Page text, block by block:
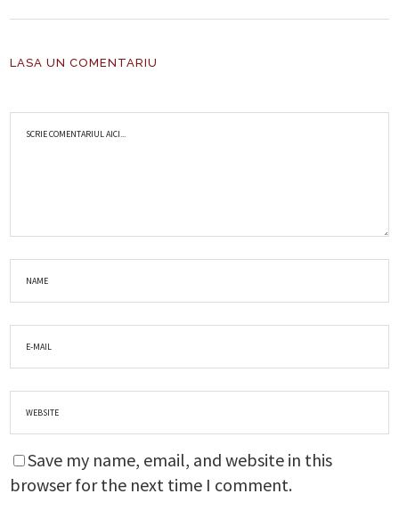
LASA UN COMENTARIU
Save my name, email, and website in this
browser for the next time I comment.